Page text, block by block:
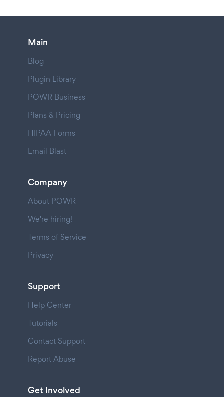
Main
Blog
Plugin Library
POWR Business
Plans & Pricing
HIPAA Forms
Email Blast
Company
About POWR
We're hiring!
Terms of Service
Privacy
Support
Help Center
Tutorials
Contact Support
Report Abuse
Get Involved